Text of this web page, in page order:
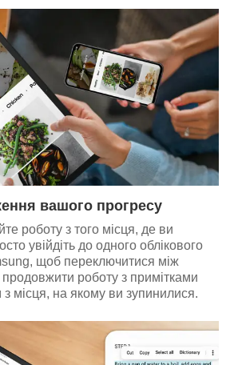
вашого прогресу
роботу з того місця, де ви
увійдіть до одного облікового
щоб переключитися між
роботу з примітками
місця, на якому ви зупинилися.